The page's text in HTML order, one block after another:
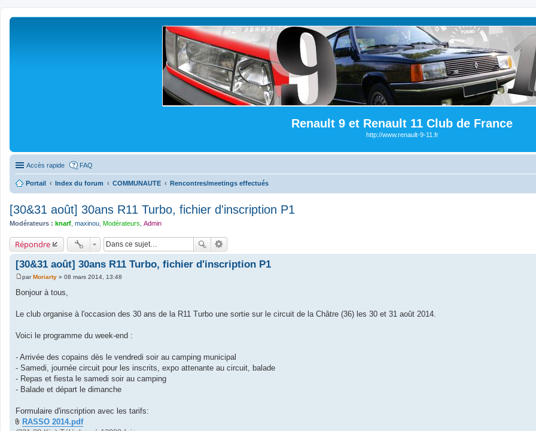
Renault 9 et Renault 11 Club de France
http://www.renault-9-11.fr
Accès rapide FAQ
Portail Index du forum COMMUNAUTE Rencontres/meetings effectués
[30&31 août] 30ans R11 Turbo, fichier d'inscription P1
Modérateurs : knarf maxinou Modérateurs Admin
Répondre
[30&31 août] 30ans R11 Turbo, fichier d'inscription P1
M
s
g
parMoriarty » 08 mars 2014, 13:48
Bonjour à tous,
Le club organise à l'occasion des 30 ans de la R11 Turbo une sortie sur le circuit de la Châtre (36) les 30 et 31 août 2014.
Voici le programme du week-end :
- Arrivée des copains dès le vendredi soir au camping municipal
- Samedi, journée circuit pour les inscrits, expo attenante au circuit, balade
- Repas et fiesta le samedi soir au camping
- Balade et départ le dimanche
Formulaire d'inscription avec les tarifs:
RASSO 2014.pdf